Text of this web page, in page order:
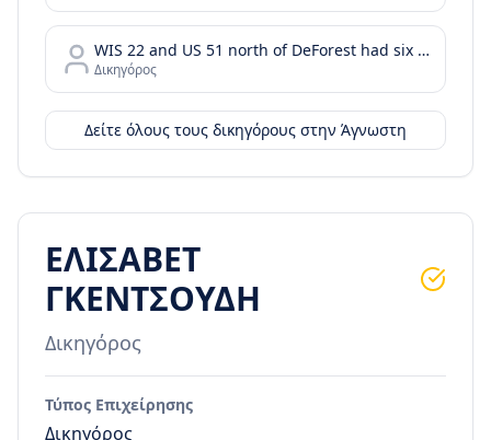
WIS 22 and US 51 north of DeForest had six injury crashes in the two years before the project was completed. In the two years after the roundabout was installed
Δικηγόρος
Δείτε όλους τους δικηγόρους στην Άγνωστη
ΕΛΙΣΑΒΕΤ
ΓΚΕΝΤΣΟΥΔΗ
Δικηγόρος
Τύπος Επιχείρησης
Δικηγόρος